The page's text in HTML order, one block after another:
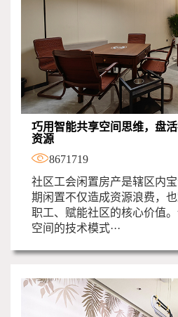
巧用智能共享空间思维，盘
资源
8671719
社区工会闲置房产是辖区内
期闲置不仅造成资源浪费，
职工、赋能社区的核心价值
空间的技术模式···